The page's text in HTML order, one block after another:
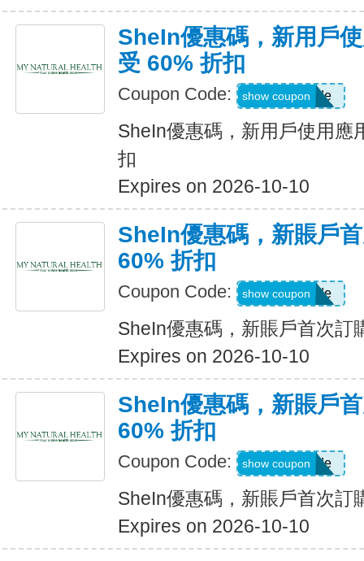
SheIn優惠碼，新用戶
受 60% 折扣
Coupon Code: Show Code
show coupon
SheIn優惠碼，新用戶使用應
扣
Expires on 2026-10-10
SheIn優惠碼，新賬戶
60% 折扣
Coupon Code: Show Code
show coupon
SheIn優惠碼，新賬戶首次訂
Expires on 2026-10-10
SheIn優惠碼，新賬戶
60% 折扣
Coupon Code: Show Code
show coupon
SheIn優惠碼，新賬戶首次訂
Expires on 2026-10-10